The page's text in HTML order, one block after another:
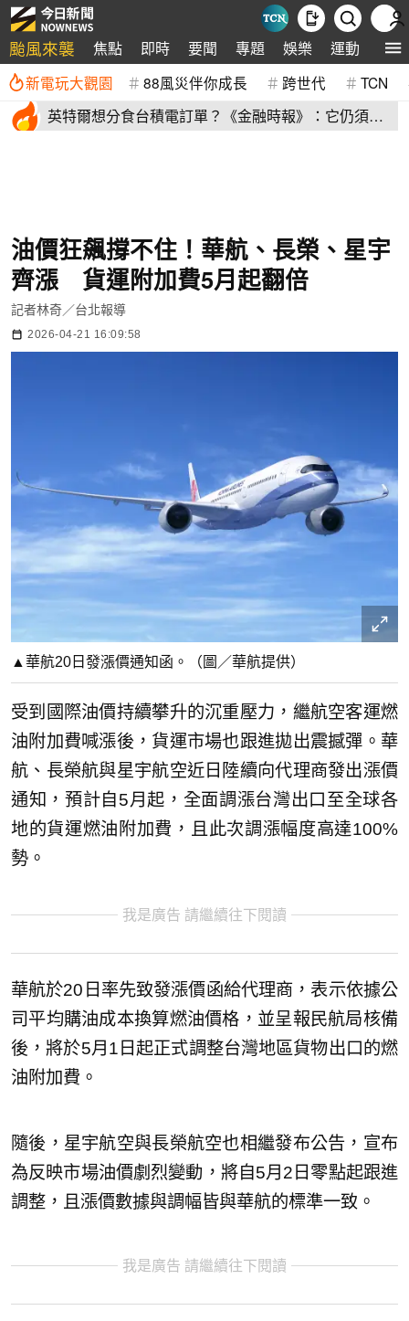
颱風來襲 焦點 即時 要聞 專題 娛樂 運動 全球
新電玩大觀園 88風災伴你成長 跨世代 TCN
英特爾想分食台積電訂單？《金融時報》：它仍須證
油價狂飆撐不住！華航、長榮、星宇
齊漲 貨運附加費5月起翻倍
記者林奇／台北報導
2026-04-21 16:09:58
▲華航20日發漲價通知函。（圖／華航提供）
受到國際油價持續攀升的沉重壓力，繼航空客運燃
油附加費喊漲後，貨運市場也跟進拋出震撼彈。華
航、長榮航與星宇航空近日陸續向代理商發出漲價
通知，預計自5月起，全面調漲台灣出口至全球各
地的貨運燃油附加費，且此次調漲幅度高達100%
勢。
我是廣告 請繼續往下閱讀
華航於20日率先致發漲價函給代理商，表示依據公
司平均購油成本換算燃油價格，並呈報民航局核備
後，將於5月1日起正式調整台灣地區貨物出口的燃
油附加費。
隨後，星宇航空與長榮航空也相繼發布公告，宣布
為反映市場油價劇烈變動，將自5月2日零點起跟進
調整，且漲價數據與調幅皆與華航的標準一致。
我是廣告 請繼續往下閱讀